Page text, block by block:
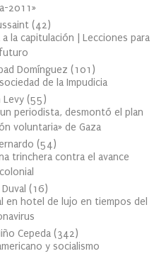
2011»
(42)
la capitulación | Lecciones para
Domínguez (101 )
de la Impudicia
Levy (55)
periodista, desmontó el plan
voluntaria» de Gaza
(54)
trinchera contra el avance
(16)
en hotel de lujo en tiempos del
Cepeda (342)
y socialismo